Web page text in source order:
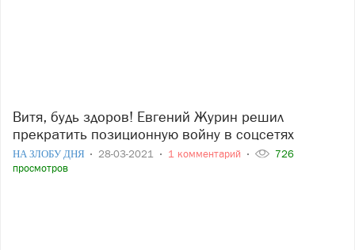
Витя, будь здоров! Евгений Журин решил
прекратить позиционную войну в соцсетях
НА ЗЛОБУ ДНЯ 28-03-2021 1 комментарий
726
просмотров